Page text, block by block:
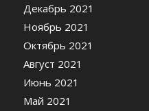
Декабрь 2021
Ноябрь 2021
Октябрь 2021
Август 2021
Июнь 2021
Май 2021